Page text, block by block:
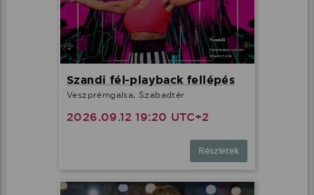
Szandi fél-playback fellépés
Veszprémgalsa, Szabadtér
2026.09.12 19:20 UTC+2
Részletek